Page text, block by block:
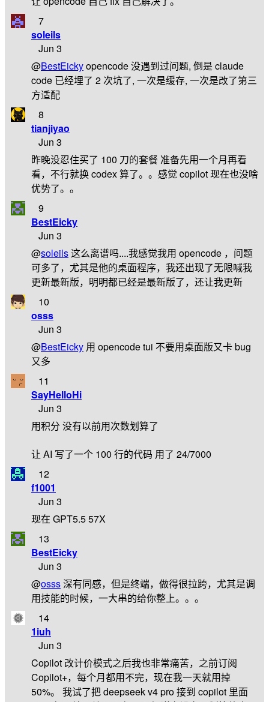
7
soleils
Jun 3
@BestEickyopencode 没遇到过问题, 倒是 claude
code 已经埋了 2 次坑了, 一次是缓存, 一次是改了第三
方适配
8
tianjiyao
Jun 3
昨晚没忍住买了 100 刀的套餐 准备先用一个月再看
看，不行就换 codex 算了。。感觉 copilot 现在也没啥
优势了。。
9
BestEicky
Jun 3
@soleils这么离谱吗....我感觉我用 opencode ，问题
可多了，尤其是他的桌面程序，我还出现了无限喊我
更新最新版，明明都已经是最新版了，还让我更新
10
osss
Jun 3
@BestEicky 用 opencode tui 不要用桌面版又卡 bug
又多
11
SayHelloHi
Jun 3
用积分 没有以前用次数划算了
让 AI 写了一个 100 行的代码 用了 24/7000
12
f1001
Jun 3
现在 GPT5.5 57X
13
BestEicky
Jun 3
@osss深有同感，但是终端，做得很拉跨，尤其是调
用技能的时候，一大串的给你整上。。。
14
1iuh
Jun 3
Copilot 改计价模式之后我也非常痛苦，之前订阅
Copilot+，每个月都用不完，现在我一天就用掉
50%。 我试了把 deepseek v4 pro 接到 copilot 里面